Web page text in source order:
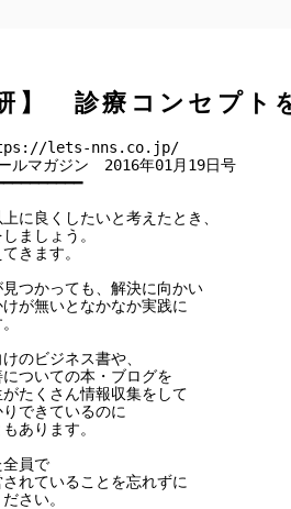
研】 診療コンセプト
lets-nns.co.jp/
ルマガジン　2016年01月19日号
に良くしたいと考えたとき、
ましょう。
きます。
つかっても、解決に向かい
が無いとなかなか実践に
のビジネス書や、
ついての本・ブログを
たくさん情報収集をして
できているのに
あります。
全員で
れていることを忘れずに
さい。